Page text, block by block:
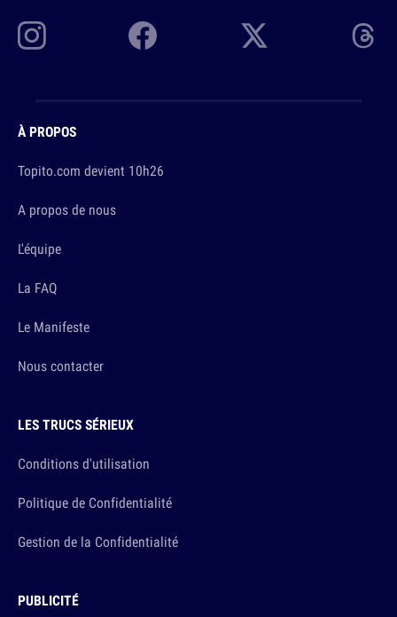
À PROPOS
Topito.com devient 10h26
A propos de nous
L'équipe
La FAQ
Le Manifeste
Nous contacter
LES TRUCS SÉRIEUX
Conditions d'utilisation
Politique de Confidentialité
Gestion de la Confidentialité
PUBLICITÉ